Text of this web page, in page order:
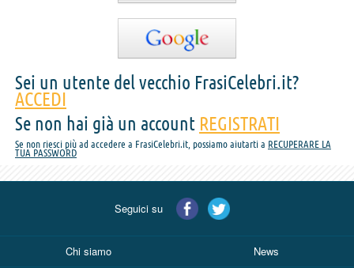
Sei un utente del vecchio FrasiCelebri.it?
ACCEDI
Se non hai già un account REGISTRATI
Se non riesci più ad accedere a FrasiCelebri.it, possiamo aiutarti a RECUPERARE LA
TUA PASSWORD
Seguici su
Chi siamo News